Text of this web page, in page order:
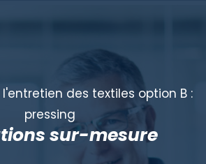
des textiles option B :
pressing
sur-mesure